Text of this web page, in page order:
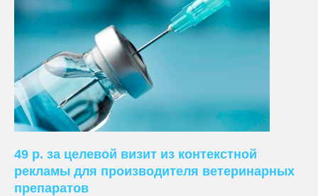
49 р. за целевой визит из контекстной
рекламы для производителя ветеринарных
препаратов